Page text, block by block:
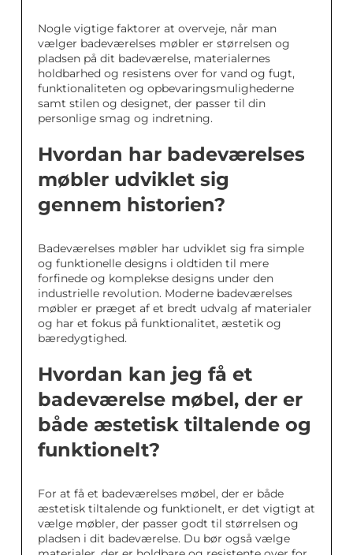
Nogle vigtige faktorer at overveje, når man
vælger badeværelses møbler er størrelsen og
pladsen på dit badeværelse, materialernes
holdbarhed og resistens over for vand og fugt,
funktionaliteten og opbevaringsmulighederne
samt stilen og designet, der passer til din
personlige smag og indretning.
Hvordan har badeværelses
møbler udviklet sig
gennem historien?
Badeværelses møbler har udviklet sig fra simple
og funktionelle designs i oldtiden til mere
forfinede og komplekse designs under den
industrielle revolution. Moderne badeværelses
møbler er præget af et bredt udvalg af materialer
og har et fokus på funktionalitet, æstetik og
bæredygtighed.
Hvordan kan jeg få et
badeværelse møbel, der er
både æstetisk tiltalende og
funktionelt?
For at få et badeværelses møbel, der er både
æstetisk tiltalende og funktionelt, er det vigtigt at
vælge møbler, der passer godt til størrelsen og
pladsen i dit badeværelse. Du bør også vælge